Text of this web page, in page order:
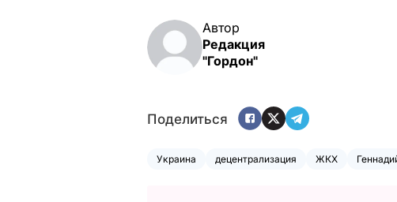
Автор
Редакция
"Гордон"
Поделиться
Украина децентрализация ЖКХ